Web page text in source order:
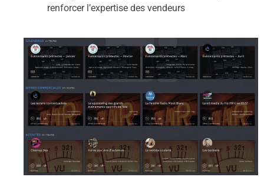
renforcer l’expertise des vendeurs